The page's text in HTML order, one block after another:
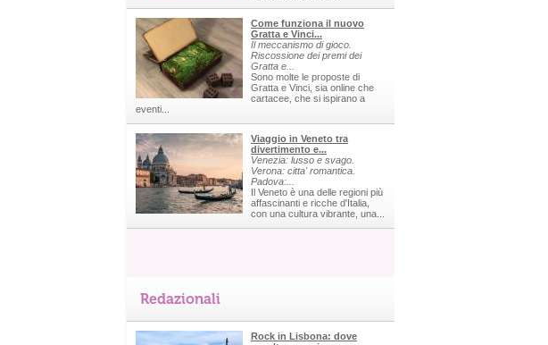
Come funziona il nuovo
Gratta e Vinci...
Il meccanismo di gioco.
Riscossione dei premi dei
Gratta e...
Sono molte le proposte di
Gratta e Vinci, sia online che
cartacee, che si ispirano a
eventi...
Viaggio in Veneto tra
divertimento e...
Venezia: lusso e svago.
Verona: citta' romantica.
Padova:...
Il Veneto è una delle regioni più
affascinanti e ricche d'Italia,
con una cultura vibrante, una...
Redazionali
Rock in Lisbona: dove